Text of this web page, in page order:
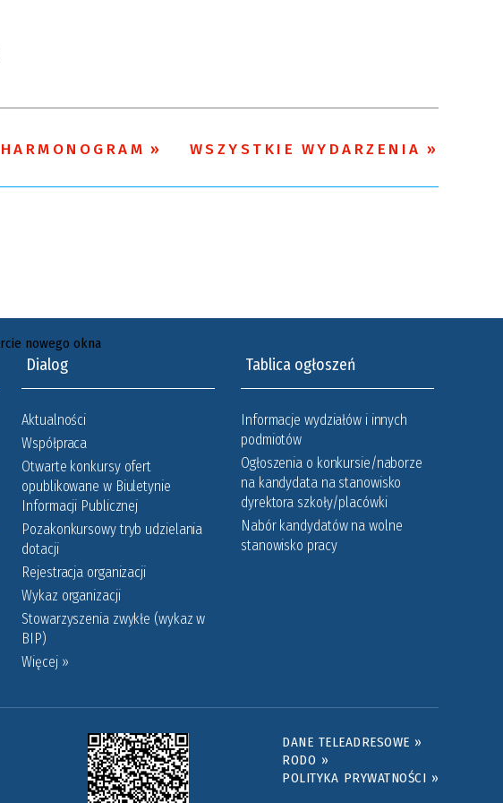
Miejsce
WSZYSTKIE WYDARZENIA
HARMONOGRAM
Dialog
Aktualności
Współpraca
Otwarte konkursy ofert
opublikowane w Biuletynie
Informacji Publicznej
Pozakonkursowy tryb udzielania
dotacji
Rejestracja organizacji
Wykaz organizacji
Stowarzyszenia zwykłe (wykaz w
BIP)
Więcej »
Tablica ogłoszeń
Informacje wydziałów i innych
podmiotów
Ogłoszenia o konkursie/naborze
na kandydata na stanowisko
dyrektora szkoły/placówki
Nabór kandydatów na wolne
stanowisko pracy
DANE TELEADRESOWE »
RODO »
POLITYKA PRYWATNOŚCI »